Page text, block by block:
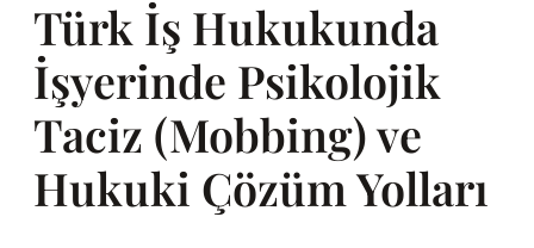
Türk İş Hukukunda
İşyerinde Psikolojik
Taciz (Mobbing) ve
Hukuki Çözüm Yolları